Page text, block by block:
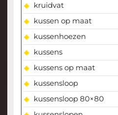
kruidvat
kussen op maat
kussenhoezen
kussens
kussens op maat
kussensloop
kussensloop 80×80